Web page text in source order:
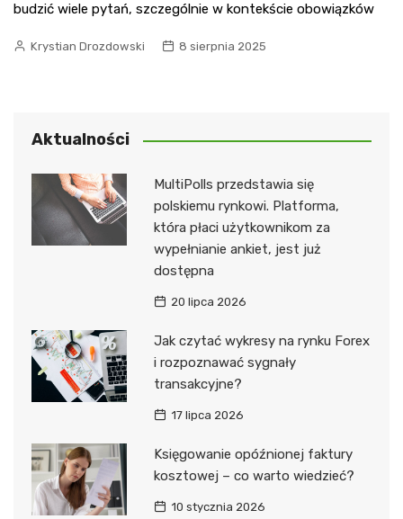
budzić wiele pytań, szczególnie w kontekście obowiązków
Krystian Drozdowski 8 sierpnia 2025
Aktualności
MultiPolls przedstawia się
polskiemu rynkowi. Platforma,
która płaci użytkownikom za
wypełnianie ankiet, jest już
dostępna
20 lipca 2026
Jak czytać wykresy na rynku Forex
i rozpoznawać sygnały
transakcyjne?
17 lipca 2026
Księgowanie opóźnionej faktury
kosztowej – co warto wiedzieć?
10 stycznia 2026